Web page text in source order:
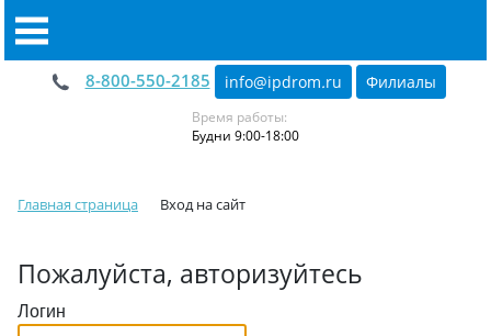
8-800-550-2185 info@ipdrom.ru Филиалы
Время работы:
Будни 9:00-18:00
Главная страница Вход на сайт
Пожалуйста, авторизуйтесь
Логин